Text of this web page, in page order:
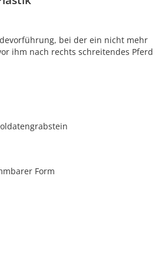
bei der ein nicht mehr
ihm nach rechts schreitendes Pferd
Form